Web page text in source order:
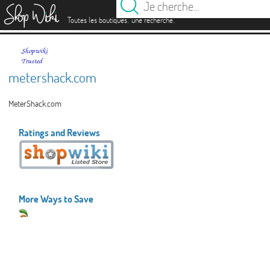
Toutes les boutiques.une recherche.
metershack.com
MeterShack.com
Ratings and Reviews
More Ways to Save